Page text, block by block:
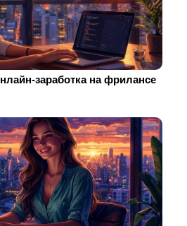
заработка на фрилансе